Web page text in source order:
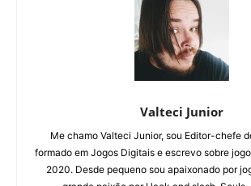
Valteci Junior
Me chamo Valteci Junior, sou Editor-chefe
formado em Jogos Digitais e escrevo sobre
2020. Desde pequeno sou apaixonado por